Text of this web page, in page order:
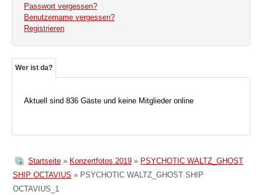
Passwort vergessen?
Benutzername vergessen?
Registrieren
Wer ist da?
Aktuell sind 836 Gäste und keine Mitglieder online
Startseite » Konzertfotos 2019 » PSYCHOTIC WALTZ_GHOST
SHIP OCTAVIUS » PSYCHOTIC WALTZ_GHOST SHIP
OCTAVIUS_1